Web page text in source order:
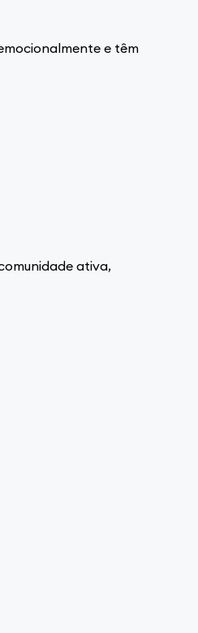
e têm
ativa,